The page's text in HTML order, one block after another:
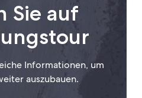
Sie auf
Informationen, um
auszubauen.